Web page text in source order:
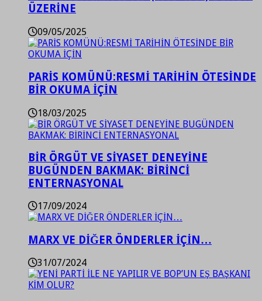
ÜZERİNE
09/05/2025
PARİS KOMÜNÜ:RESMİ TARİHİN ÖTESİNDE
BİR OKUMA İÇİN
18/03/2025
BİR ÖRGÜT VE SİYASET DENEYİNE
BUGÜNDEN BAKMAK: BİRİNCİ
ENTERNASYONAL
17/09/2024
MARX VE DİĞER ÖNDERLER İÇİN…
31/07/2024